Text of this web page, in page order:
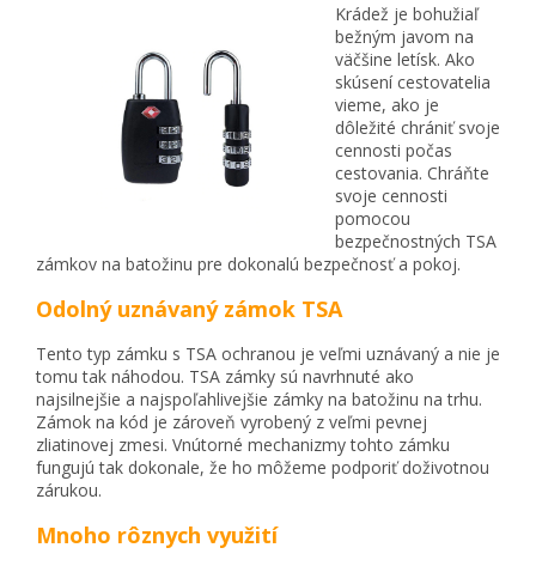
Krádež je bohužiaľ
bežným javom na
väčšine letísk. Ako
skúsení cestovatelia
vieme, ako je
dôležité chrániť svoje
cennosti počas
cestovania. Chráňte
svoje cennosti
pomocou
bezpečnostných TSA
zámkov na batožinu pre dokonalú bezpečnosť a pokoj.
Odolný uznávaný zámok TSA
Tento typ zámku s TSA ochranou je veľmi uznávaný a nie je
tomu tak náhodou. TSA zámky sú navrhnuté ako
najsilnejšie a najspoľahlivejšie zámky na batožinu na trhu.
Zámok na kód je zároveň vyrobený z veľmi pevnej
zliatinovej zmesi. Vnútorné mechanizmy tohto zámku
fungujú tak dokonale, že ho môžeme podporiť doživotnou
zárukou.
Mnoho rôznych využití